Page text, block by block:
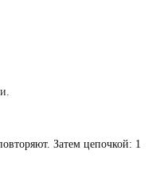
Затем цепочкой: 1